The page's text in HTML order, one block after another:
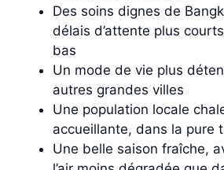
Des soins dignes de
délais d’attente plus
bas
Un mode de vie plus
autres grandes villes
Une population locale
accueillante, dans la pure
Une belle saison fraîche,